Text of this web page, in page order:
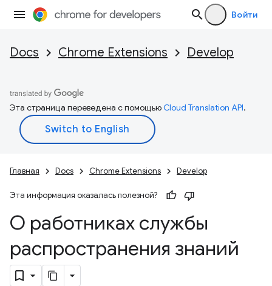
Войти
Docs Chrome Extensions Develop
Эта страница переведена с помощьюCloud Translation API.
Главная Docs Chrome Extensions Develop
Эта информация оказалась полезной?
О работниках службы
распространения знаний